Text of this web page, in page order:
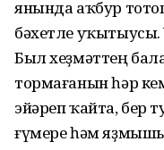
янында аҡбур
бәхетле
Был хеҙмәттең
тормағанын һәр
эйәреп ҡайта, бер
ғүмере һәм яҙмышы